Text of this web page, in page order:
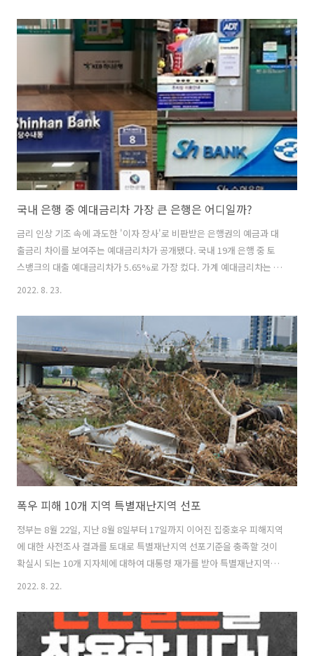
안 지원한다. 다만, 월세가 60만원을 초과하는 경우에는 ‘월세와 보증금
의 월세환산액을 합한 금액이 70만원 이하’인 경우까지는 지원 대상에
포함된다. 국토교통부에 따르면, 소득·재산요건은 청년가구뿐만 아니라
청년과 부모를 포함한 원가구의 소득 및 재산이 모두 일정 기준을 충족해
야 월세지원을 받을 수 있다. 청년가구는 청년 본인과 배우자, 자녀를..
국내 은행 중 예대금리차 가장 큰 은행은 어디일까?
금리 인상 기조 속에 과도한 '이자 장사'로 비판받은 은행권의 예금과 대
출금리 차이를 보여주는 예대금리차가 공개됐다. 국내 19개 은행 중 토
스뱅크의 대출 예대금리차가 5.65%로 가장 컸다. 가계 예대금리차는 전
공시를 개선했다고 밝혔다. 이날부터 19개 전체 은행의 예대금리차가 매
월 공시될 예정이다. 예대금리차는 월별 변동 추이를 확인할 수 있도록
신규 취급액 기준으로 산출된다. 대출평균 기준과 가계대출 기준 예대금
리차를 모두 공시한다. 예대금리차는 평균 대출금리에서 저축성수신금
리를 뺀 것으로 한국은행의 '금융기관 가중평균금리' 기준과 동일하다.
은행연에 따르..
2022. 8. 23.
폭우 피해 10개 지역 특별재난지역 선포
정부는 8월 22일, 지난 8월 8일부터 17일까지 이어진 집중호우 피해지역
에 대한 사전조사 결과를 토대로 특별재난지역 선포기준을 충족할 것이
확실시 되는 10개 지자체에 대하여 대통령 재가를 받아 특별재난지역으
로 우선 선포하였다. 10개 지자체는 서울 영등포구, 관악구, 경기 성남
난지역으로 선포되려면 피해액 등 일정한 요건이 충족되어야 한다. 이번
에 특별재난지역으로 우선 선포된 지역은 사전 조사가 완료된 곳이다. 모
든 피해지역을 다 조사하려면 시간이 걸려 피해조사가 끝난 지역조차도
2022. 8. 22.